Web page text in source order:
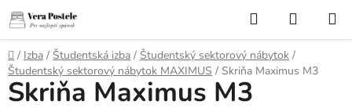
Prejsť
na
obsah
Hľadať
KOŠÍK
Domov
/ Izba / Študentská izba / Študentský sektorový nábytok /
Študentský sektorový nábytok MAXIMUS / Skriňa Maximus M3
Skriňa Maximus M3